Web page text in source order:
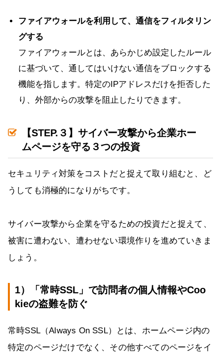
ファイアウォールを利用して、通信をフィルタリン
グする
ファイアウォールとは、あらかじめ設定したルール
に基づいて、通してはいけない通信をブロックする
機能を指します。特定のIPアドレスだけを拒否した
り、外部からの攻撃を阻止したりできます。
【STEP.３】サイバー攻撃から企業ホー
ムページを守る３つの投資
セキュリティ対策をコストだと捉えて取り組むと、ど
うしても消極的になりがちです。
サイバー攻撃から企業を守るための投資だと捉えて、
被害に遭わない、遭わせない環境作りを進めていきま
しょう。
1）「常時SSL」で訪問者の個人情報やCoo
kieの盗難を防ぐ
常時SSL（Always On SSL）とは、ホームページ内の
特定のページだけでなく、その他すべてのページをイ